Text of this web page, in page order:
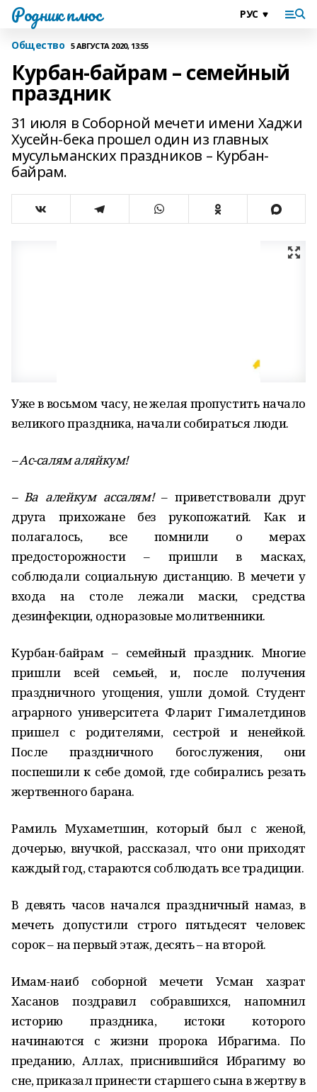
Родник плюс
Общество 5 АВГУСТА 2020, 13:55
Курбан-байрам – семейный
праздник
31 июля в Соборной мечети имени Хаджи
Хусейн-бека прошел один из главных
мусульманских праздников – Курбан-
байрам.
Уже в восьмом часу, не желая пропустить начало
великого праздника, начали собираться люди.
– Ас-салям аляйкум!
– Ва алейкум ассалям!– приветствовали друг
друга прихожане без рукопожатий. Как и
полагалось, все помнили о мерах
предосторожности – пришли в масках,
соблюдали социальную дистанцию. В мечети у
входа на столе лежали маски, средства
дезинфекции, одноразовые молитвенники.
Курбан-байрам – семейный праздник. Многие
пришли всей семьей, и, после получения
праздничного угощения, ушли домой. Студент
аграрного университета Фларит Гималетдинов
пришел с родителями, сестрой и ненейкой.
После праздничного богослужения, они
поспешили к себе домой, где собирались резать
жертвенного барана.
Рамиль Мухаметшин, который был с женой,
дочерью, внучкой, рассказал, что они приходят
каждый год, стараются соблюдать все традиции.
В девять часов начался праздничный намаз, в
мечеть допустили строго пятьдесят человек:
сорок – на первый этаж, десять – на второй.
Имам-наиб соборной мечети Усман хазрат
Хасанов поздравил собравшихся, напомнил
историю праздника, истоки которого
начинаются с жизни пророка Ибрагима. По
преданию, Аллах, приснившийся Ибрагиму во
сне, приказал принести старшего сына в жертву в